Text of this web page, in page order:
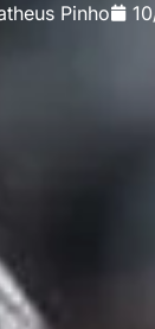
Pinho